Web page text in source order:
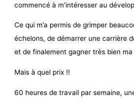
commencé à m’intéresser au
Ce qui m’a permis de grimper
échelons, de démarrer une carrière
et de finalement gagner très bien ma
Mais à quel prix !!
60 heures de travail par semaine,